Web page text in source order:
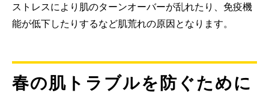
ストレスにより肌のターンオーバーが乱れたり、免疫機
能が低下したりするなど肌荒れの原因となります。
春の肌トラブルを防ぐために